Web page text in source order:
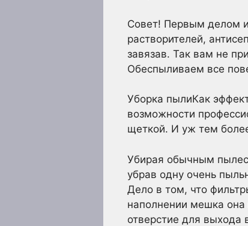
Совет! Первым делом
растворителей,
завязав. Так вам не
Обеспыливаем все
Уборка пылиКак
возможности
щеткой. И уж тем
Убирая обычным
убрав одну очень
Дело в том, что
наполнении мешка она
отверстие для выхода